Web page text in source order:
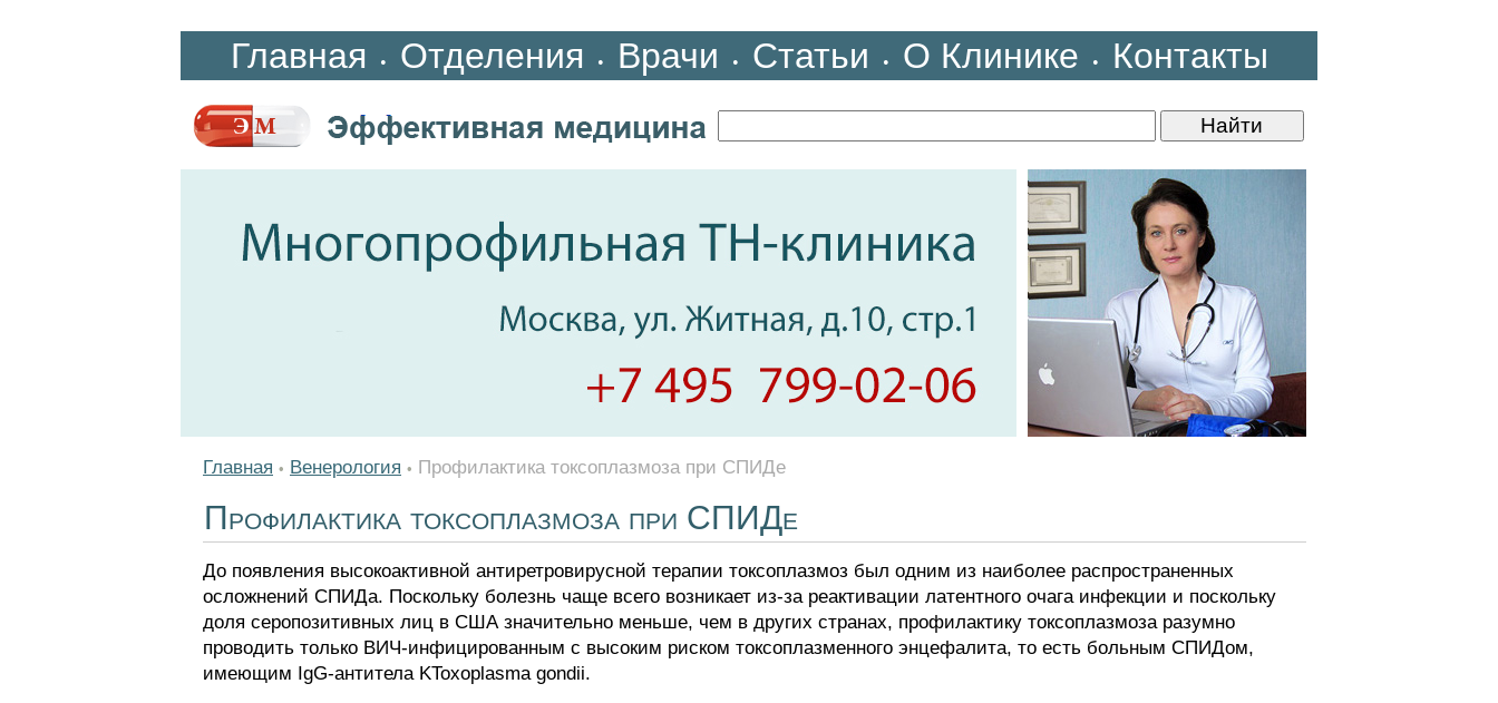
Главная • Отделения • Врачи • Статьи • О Клинике • Контакты
Главная • Венерология • Профилактика токсоплазмоза при СПИДе
Профилактика токсоплазмоза при СПИДе
До появления высокоактивной антиретровирусной терапии токсоплазмоз был одним из наиболее распространенных
осложнений СПИДа. Поскольку болезнь чаще всего возникает из-за реактивации латентного очага инфекции и поскольку
доля серопозитивных лиц в США значительно меньше, чем в других странах, профилактику токсоплазмоза разумно
проводить только ВИЧ-инфицированным с высоким риском токсоплазменного энцефалита, то есть больным СПИДом,
имеющим IgG-антитела KToxoplasma gondii.